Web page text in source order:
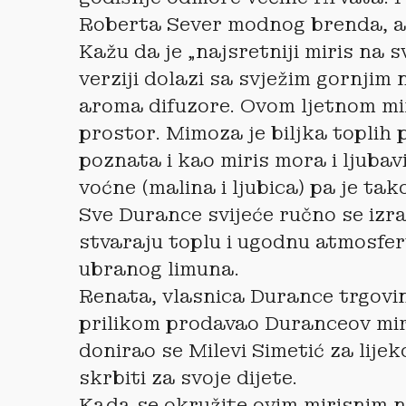
Roberta Sever modnog brenda,
Kažu da je „najsretniji miris na
verziji dolazi sa svježim gornjim
aroma difuzore. Ovom ljetnom
prostor. Mimoza je biljka toplih
poznata i kao miris mora i
voćne (malina i ljubica) pa je
Sve Durance svijeće ručno se
stvaraju toplu i ugodnu
ubranog limuna.
Renata, vlasnica Durance
prilikom prodavao Duranceov
donirao se Milevi Simetić za
skrbiti za svoje dijete.